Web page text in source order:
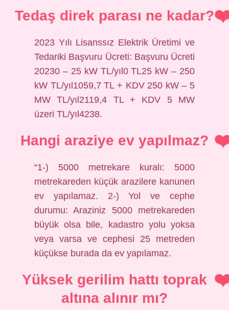
Tedaş direk parası ne kadar?
2023 Yılı Lisanssız Elektrik Üretimi ve
Tedariki Başvuru Ücreti: Başvuru Ücreti
20230 – 25 kW TL/yıl0 TL25 kW – 250
kW TL/yıl1059,7 TL + KDV 250 kW – 5
MW TL/yıl2119,4 TL + KDV 5 MW
üzeri TL/yıl4238.
Hangi araziye ev yapılmaz?
“1-) 5000 metrekare kuralı: 5000
metrekareden küçük arazilere kanunen
ev yapılamaz. 2-) Yol ve cephe
durumu: Araziniz 5000 metrekareden
büyük olsa bile, kadastro yolu yoksa
veya varsa ve cephesi 25 metreden
küçükse burada da ev yapılamaz.
Yüksek gerilim hattı toprak
altına alınır mı?